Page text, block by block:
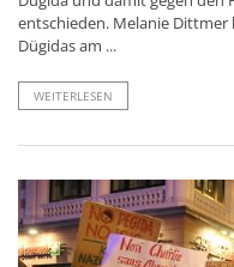
entschieden. Melanie
Dügidas am ...
WEITERLESEN